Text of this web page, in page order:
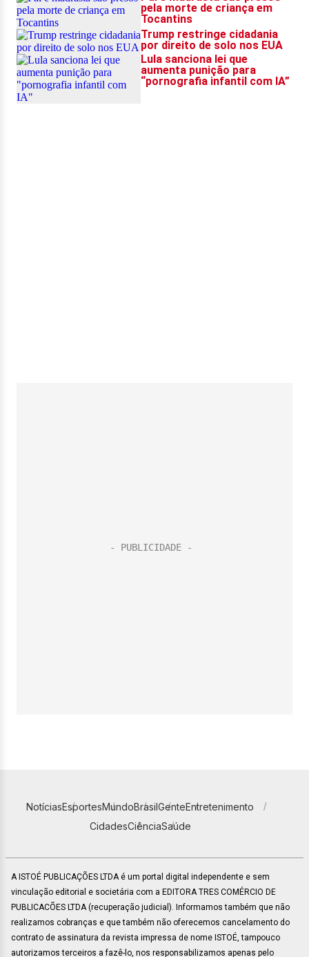
NotíciasEsportesMundoBrasilGenteEntretenimento
CidadesCiênciaSaúde
A ISTOÉ PUBLICAÇÕES LTDA é um portal digital independente e sem
vinculação editorial e societária com a EDITORA TRES COMÉRCIO DE
PUBLICACÕES LTDA (recuperação judicial). Informamos também que não
realizamos cobranças e que também não oferecemos cancelamento do
contrato de assinatura da revista impressa de nome ISTOÉ, tampouco
autorizamos terceiros a fazê-lo, nos responsabilizamos apenas pelo